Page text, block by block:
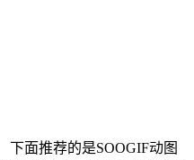
面推荐的是SOOGIF动图